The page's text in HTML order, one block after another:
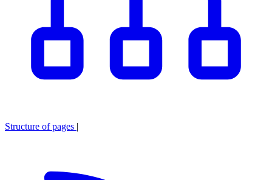
Structure of pages |